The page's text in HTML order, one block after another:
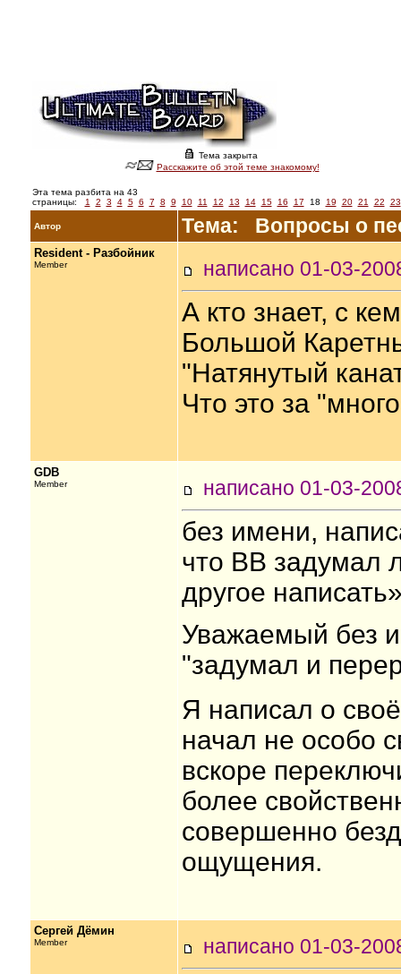
Тема закрыта
Расскажите об этой теме знакомому!
Эта тема разбита на 43
страницы:
1 2 3 4 5 6 7 8 9 10 11 12 13 14 15 16 17 18 19 20 21 22 23
Автор Тема: Вопросы о
Resident - Разбойник
Member написано 01-03-
А кто знает, с
Большой
"Натянутый
Что это за
GDB
Member написано 01-03-
без имени,
что ВВ задумал
другое
Уважаемый без
"задумал и
Я написал о
начал не особо
вскоре
более
совершенно
ощущения.
Сергей Дёмин
Member написано 01-03-